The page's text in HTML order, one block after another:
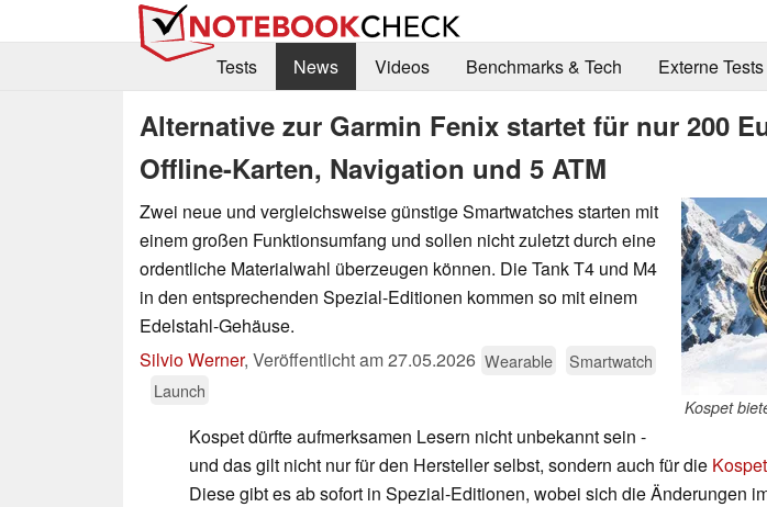
Tests
News Videos Benchmarks & Tech Externe Tests
Alternative zur Garmin Fenix startet für nur 200
Offline-Karten, Navigation und 5 ATM
Kospet
Zwei neue und vergleichsweise günstige Smartwatches starten mit
einem großen Funktionsumfang und sollen nicht zuletzt durch eine
ordentliche Materialwahl überzeugen können. Die Tank T4 und M4
in den entsprechenden Spezial-Editionen kommen so mit einem
Edelstahl-Gehäuse.
Silvio Werner, Veröffentlicht am27.05.2026 Wearable
Smartwatch
Launch
Kospet dürfte aufmerksamen Lesern nicht unbekannt sein -
und das gilt nicht nur für den Hersteller selbst, sondern auch für die
Diese gibt es ab sofort in Spezial-Editionen, wobei sich die Änderungen